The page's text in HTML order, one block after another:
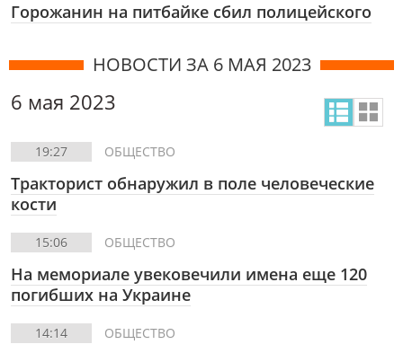
Горожанин на питбайке сбил полицейского
НОВОСТИ ЗА 6 МАЯ 2023
6 мая 2023
19:27 ОБЩЕСТВО
Тракторист обнаружил в поле человеческие
кости
15:06 ОБЩЕСТВО
На мемориале увековечили имена еще 120
погибших на Украине
14:14 ОБЩЕСТВО